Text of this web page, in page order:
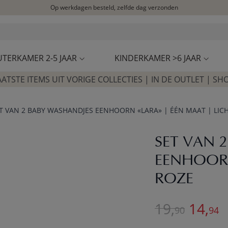
Op werkdagen besteld, zelfde dag verzonden
Klantbeoordelingen
4,27/5
2-5 JAAR
KINDERKAMER >6 JAAR
ITEMS UIT VORIGE COLLECTIES | IN DE OUTLET |
VAN 2 BABY WASHANDJES EENHOORN «LARA» | ÉÉN MAAT |
SET VAN
ROZE
19,90 Final
14,94